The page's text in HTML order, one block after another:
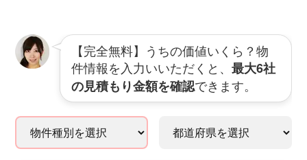
【完全無料】うちの価値いくら？物
件情報を入力いいただくと、 最大6社
の見積もり金額を確認できます。